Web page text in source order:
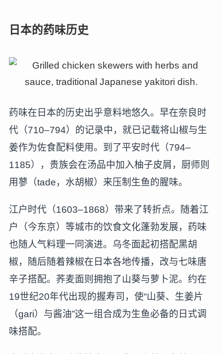
日本的药味历史
药味在日本的历史出乎意料地悠久。早在奈良时
代（710–794）的记录中，就已记载将山椒与生
姜作为佐食配料使用。到了平安时代（794–
1185），贵族会在汤品中加入柚子皮屑，厨师则
用蓼（tade，水胡椒）来压制生鱼的腥味。
江户时代（1603–1868）带来了转折点。随着江
户（今东京）等城市的饮食文化蓬勃发展，药味
也随人气料理一同演进。乌冬面起初搭配黑胡
椒，随后随着辣椒在日本各地传播，改与七味唐
辛子搭配。荞麦面则拥抱了山葵与萝卜泥。约在
19世纪20年代出现的握寿司，使“山葵、生姜片
（gari）与酱油”这一组合成为生鱼必备的日式调
味搭配。